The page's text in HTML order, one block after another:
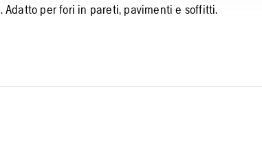
per fori in pareti, pavimenti e soffitti.